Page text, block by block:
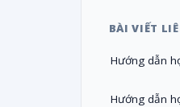
BÀI VIẾT
Hướng dẫn
Hướng dẫn